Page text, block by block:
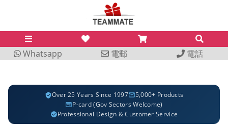
Whatsapp 電郵 電話
Over 25 Years Since 1997
5,000+ Products
P-card (Gov Sectors Welcome)
Professional Design & Customer Service